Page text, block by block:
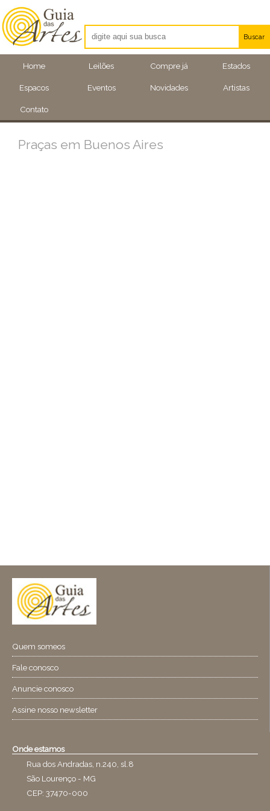
Home Leilões Compre já Estados
Espacos Eventos Novidades Artistas
Contato
Buscar
Artistas
Eventos
Praças em Buenos Aires
Quem someos
Fale conosco
Anuncie conosco
Assine nosso newsletter
Onde estamos
Rua dos Andradas, n.240, sl.8
São Lourenço - MG
CEP: 37470-000